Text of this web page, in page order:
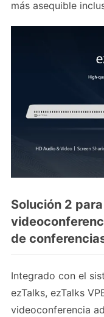
más asequible
Solución 2
de
Integrado con el
ezTalks, ezTalks
videoconferencia